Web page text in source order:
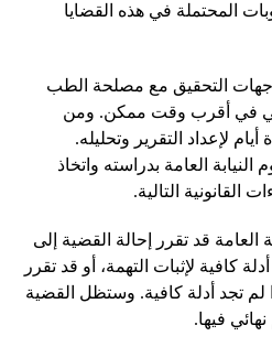
المحتملة في هذه القضايا
جهات التحقيق مع مصلحة الطب
في أقرب وقت ممكن. ومن
لإعداد التقرير وتحليله.
العامة بدراسته واتخاذ
القانونية التالية.
العامة قد تقرر إحالة القضية إلى
كافية لإثبات التهمة، أو قد تقرر
لم تجد أدلة كافية. وستظل القضية
فيها.